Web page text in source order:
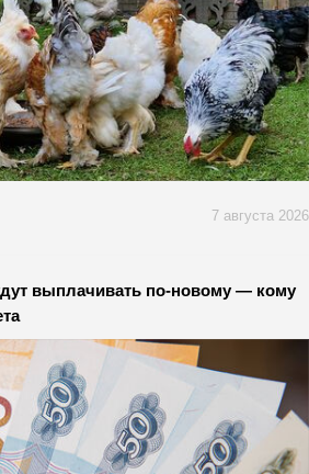
7 августа 2026
выплачивать по-новому — кому